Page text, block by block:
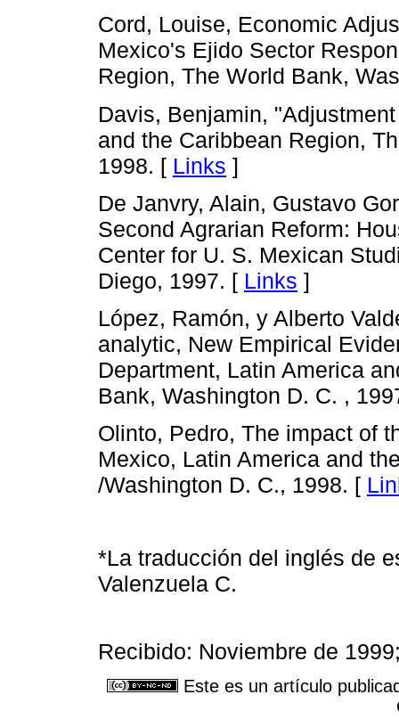
Cord, Louise, Economic
Mexico's Ejido Sector
Region, The World Bank,
Davis, Benjamin,
and the Caribbean Region,
1998. [ Links ]
De Janvry, Alain, Gustavo
Second Agrarian Reform:
Center for U. S. Mexican
Diego, 1997. [ Links ]
López, Ramón, y Alberto
analytic, New Empirical
Department, Latin America
Bank, Washington D. C. ,
Olinto, Pedro, The impact of
Mexico, Latin America and
/Washington D. C., 1998. [
*La traducción del inglés de
Valenzuela C.
Recibido: Noviembre de
Este es un artículo